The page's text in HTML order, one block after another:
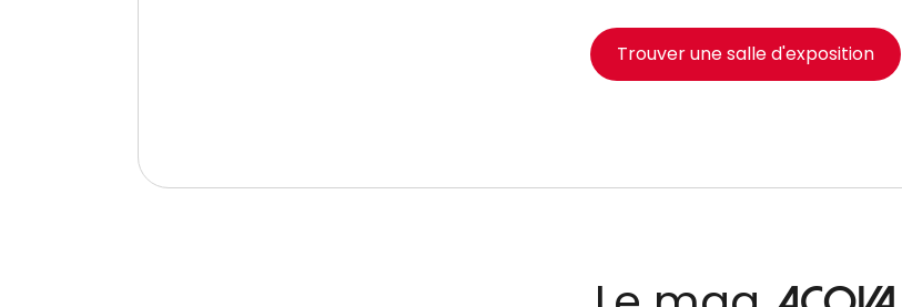
Trouver une salle d'exposition